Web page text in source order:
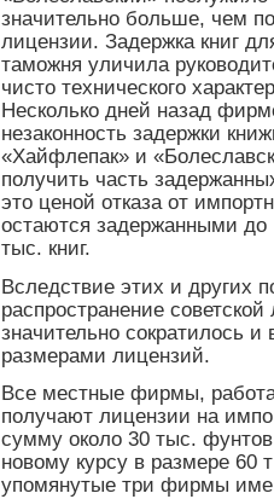
значительно больше, чем
лицензии. Задержка книг
таможня уличила
чисто технического
Несколько дней назад
незаконность задержки
«Хайфлепак» и
получить часть
это ценой отказа от
остаются задержанными до
тыс. книг.
Вследствие этих и других
распространение
значительно сократилось
размерами лицензий.
Все местные фирмы,
получают лицензии на
сумму около 30 тыс. фунтов
новому курсу в размере 60
упомянутые три фирмы